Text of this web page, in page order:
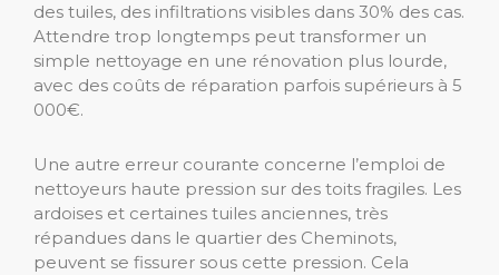
des tuiles, des infiltrations visibles dans 30% des cas.
Attendre trop longtemps peut transformer un
simple nettoyage en une rénovation plus lourde,
avec des coûts de réparation parfois supérieurs à 5
000€.
Une autre erreur courante concerne l’emploi de
nettoyeurs haute pression sur des toits fragiles. Les
ardoises et certaines tuiles anciennes, très
répandues dans le quartier des Cheminots,
peuvent se fissurer sous cette pression. Cela